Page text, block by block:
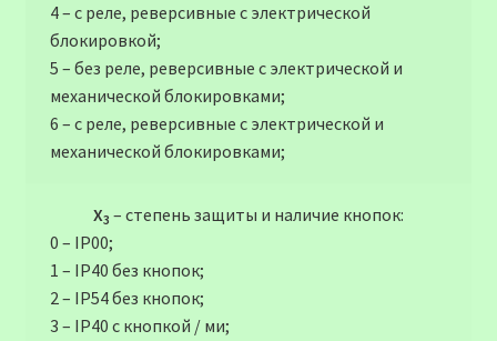
4 – с реле, реверсивные с электрической
блокировкой;
5 – без реле, реверсивные с электрической и
механической блокировками;
6 – с реле, реверсивные с электрической и
механической блокировками;
Х3 – степень защиты и наличие кнопок:
0 – IP00;
1 – IP40 без кнопок;
2 – IР54 без кнопок;
3 – IР40 с кнопкой / ми;